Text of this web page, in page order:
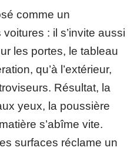
comme un
: il s’invite aussi
les portes, le tableau
qu’à l’extérieur,
Résultat, la
yeux, la poussière
s’abîme vite.
surfaces réclame un